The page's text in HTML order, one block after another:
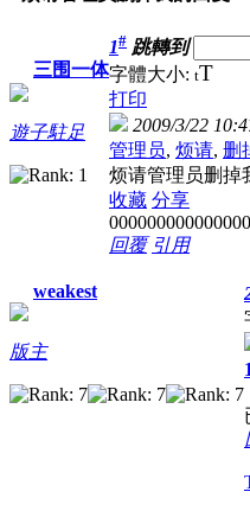
三围一体
遊子駐足
1# 跳轉到
字體大小: tT
打印
2009/3/22
管理员, 烦请, 删
烦请管理员删掉
收藏 分享
回覆 引用
weakest
版主